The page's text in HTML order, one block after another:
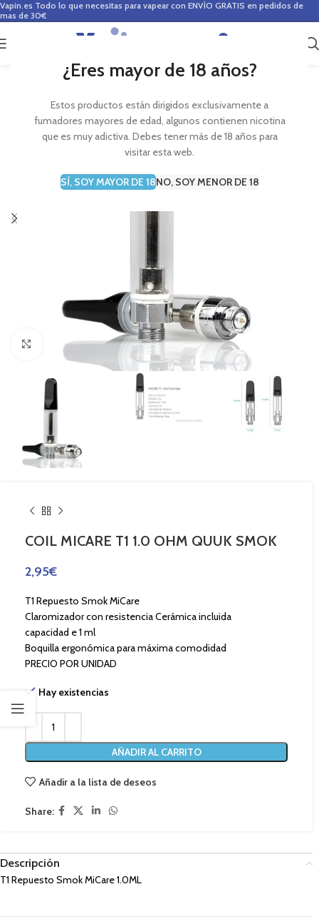
¿Eres mayor de 18 años?
Estos productos están dirigidos exclusivamente a
fumadores mayores de edad, algunos contienen nicotina
que es muy adictiva. Debes tener más de 18 años para
visitar esta web.
SÍ, SOY MAYOR DE 18NO, SOY MENOR DE 18
Vapin.es Todo lo que necesitas para vapear con ENVÍO GRATIS en pedidos de
mas de 30€
0
Haga Click para agrandar
COIL MICARE T1 1.0 OHM QUUK SMOK
2,95€
T1 Repuesto Smok MiCare
Claromizador con resistencia Cerámica incluida
capacidad e 1 ml
Boquilla ergonómica para máxima comodidad
PRECIO POR UNIDAD
Hay existencias
AÑADIR AL CARRITO
Añadir a la lista de deseos
Share:
Descripción
T1 Repuesto Smok MiCare 1.0ML